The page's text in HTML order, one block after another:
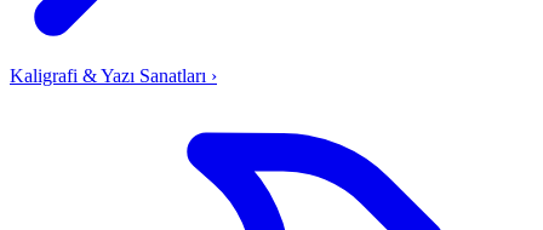
Kaligrafi & Yazı Sanatları ›